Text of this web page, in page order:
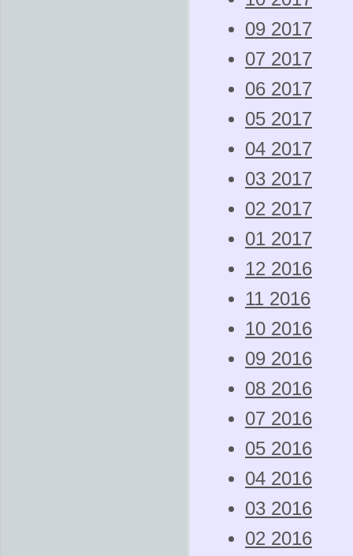
09 2017
07 2017
06 2017
05 2017
04 2017
03 2017
02 2017
01 2017
12 2016
11 2016
10 2016
09 2016
08 2016
07 2016
05 2016
04 2016
03 2016
02 2016